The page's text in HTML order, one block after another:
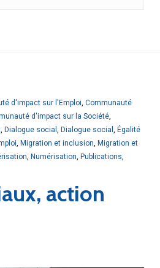
d'impact sur l'Emploi, Communauté
d'impact sur la Société,
, Dialogue social , Dialogue social , Égalité
, Migration et inclusion, Migration et
, Numérisation, Publications,
action